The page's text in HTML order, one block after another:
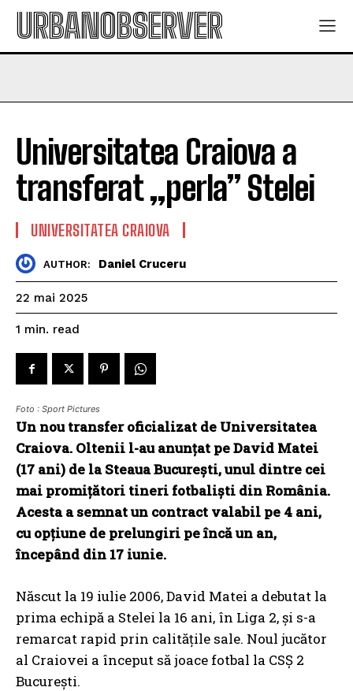
URBANOBSERVER
Universitatea Craiova a
transferat „perla” Stelei
UNIVERSITATEA CRAIOVA
AUTHOR: Daniel Cruceru
22 mai 2025
1 min. read
Foto : Sport Pictures
Un nou transfer oficializat de Universitatea
Craiova. Oltenii l-au anunțat pe David Matei
(17 ani) de la Steaua București, unul dintre cei
mai promițători tineri fotbaliști din România.
Acesta a semnat un contract valabil pe 4 ani,
cu opțiune de prelungiri pe încă un an,
începând din 17 iunie.
Născut la 19 iulie 2006, David Matei a debutat la
prima echipă a Stelei la 16 ani, în Liga 2, și s-a
remarcat rapid prin calitățile sale. Noul jucător
al Craiovei a început să joace fotbal la CSȘ 2
București.